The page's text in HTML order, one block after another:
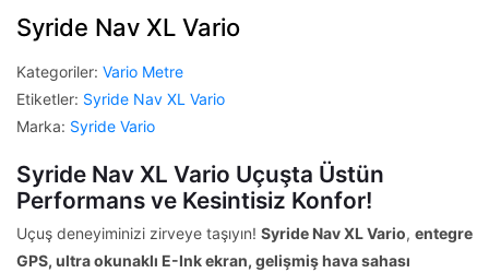
Syride Nav XL Vario
Kategoriler: Vario Metre
Etiketler: Syride Nav XL Vario
Marka: Syride Vario
Syride Nav XL Vario Uçuşta Üstün
Performans ve Kesintisiz Konfor!
Uçuş deneyiminizi zirveye taşıyın! Syride Nav XL Vario, entegre
GPS, ultra okunaklı E-Ink ekran, gelişmiş hava sahası